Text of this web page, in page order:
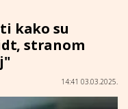
kako su
stranom
14:41 03.03.2025.